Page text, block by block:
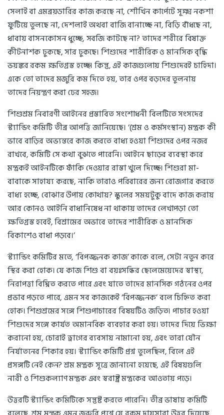
সেলাই বা এমব্রয়ডারির কাজ করছে না, শৌখিন কার্পেটে সূক্ষ্ম নকশা
ফুটিয়ে তুলছে না, দেশলাই অথবা বাজি বানাচ্ছে না, বিড়ি বাঁধছে না,
ধাবায় বাসনকোসন ধুচ্ছে, সবজি কাটছে না? তাদের শরীরে বিষাক্ত
কীটনাশক ঢুকছে, সার ঢুকছে। শিশুদের শারীরিক ও মানসিক বৃদ্ধি
ভয়ঙ্কর রকম ক্ষতিগ্রস্ত হচ্ছে। কিন্তু, এই কাজগুলোয় শিশুদেরই চাহিদা।
একে তো তাদের মজুরি কম দিতে হয়, তার ওপর বড়দের তুলনায়
তাদের নিয়ন্ত্রণ করা ঢের সহজ।
শিশুশ্রম নিবারণী আইনের প্রস্তাবিত সংশোধনী বিলটিতে সংসদের
স্ট্যান্ডিং কমিটি তীব্র আপত্তি জানিয়েছে। ‘(শ্রম ও কর্মসংস্থান) মন্ত্রক কী
ভাবে বাড়ির অভ্যন্তরে কাজ করতে বাধ্য হওয়া শিশুদের ওপর নজর
রাখবে, কমিটি সে কথা বুঝতে পারেনি। আইনে ছাড়ের ব্যবস্থা করে
মন্ত্রকই আইনটিকে ফাঁকি দেওয়ার রাস্তা খুলে দিচ্ছে। শিশুরা মা-
বাবাকে সাহায্য করছে, নাকি তারাও পরিবারের জন্য রোজগার করতে
বাধ্য হচ্ছে, বোঝার উপায় কোথায়? স্কুলের সময়টুকু বাদে কাজ করায়
আর কোনও আইনি বাধানিষেধ না থাকায় তাদের লেখাপড়া তো
ক্ষতিগ্রস্ত হবেই, বিশ্রামের অভাবে তাদের শারীরিক ও মানসিক
বিকাশেও বাধা পড়বে।’
স্ট্যান্ডিং কমিটির মতে, ‘বিপজ্জনক কাজ’ কাকে বলে, সেটা নতুন করে
স্থির করা হোক। যে কাজ শিশু বা বয়ঃসন্ধির ছেলেমেয়েদের স্বাস্থ্য,
নিরাপত্তা বিঘ্নিত করতে পারে এবং যাতে তাদের মানসিক গঠনের ওপর
প্রভাব পড়তে পারে, এমন সব কাজকেই ‘বিপজ্জনক’ বলে চিহ্নিত করা
হোক। শিশুশ্রমের সঙ্গে শিশুপাচারের বিষয়টিও জড়িত। পাচার হওয়া
শিশুদের সঙ্গে কার্যত অমানবিক ব্যবহার করা হয়। তাদের দিয়ে ভিক্ষা
করানো হয়, চোরাই ড্রাগের ব্যবসায় নামানো হয়, এবং তারা যৌন
নির্যাতনের শিকার হয়। স্ট্যান্ডিং কমিটি প্রশ্ন তুলেছিল, বিলে এই
প্রসঙ্গটি নেই কেন? শ্রম মন্ত্রক সূত্রে জানানো হয়েছে, এই বিষয়গুলি
নারী ও শিশুকল্যাণ মন্ত্রক এবং স্বরাষ্ট্র মন্ত্রকের আওতায় পড়ে।
উত্তরটি স্ট্যান্ডিং কমিটিকে সন্তুষ্ট করতে পারেনি। তীব্র ভাষায় কমিটি